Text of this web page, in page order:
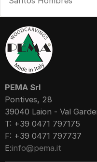
PEMA Srl
Pontives, 28
39040 Laion - Val
T: +39 0471 797175
F: +39 0471 797737
E:info@pema.it